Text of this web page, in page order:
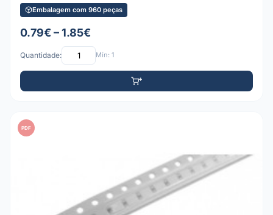
Embalagem com 960 peças
0.79€ – 1.85€
Quantidade: Mín: 1
PDF